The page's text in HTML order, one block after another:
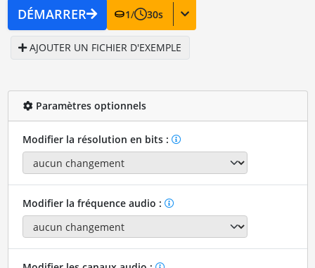
DÉMARRER 1/ 30s
AJOUTER UN FICHIER D'EXEMPLE
Paramètres optionnels
Modifier la résolution en bits :
Modifier la fréquence audio :